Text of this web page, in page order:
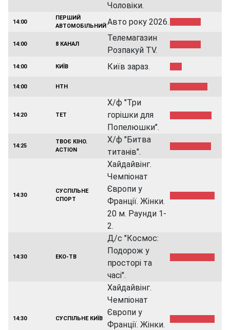
Чоловіки.
14:00
ПЕРШИЙ
АВТОМОБIЛЬНИЙАвто року 2026.
14:00 8 КАНАЛ
Телемагазин
Розпакуй TV.
14:00 КИЇВ Київ зараз.
14:00 НТН
14:20 ТЕТ
Х/ф "Три
горішки для
Попелюшки".
14:25
ТВОЄ КІНО.
ACTION
Х/ф "Битва
титанів".
14:30
СУСПІЛЬНЕ
СПОРТ
Хайдайвінг.
Чемпіонат
Європи у
Франції. Жінки.
20 м. Раунди 1-
2.
14:30 ЕКО-ТВ
Д/с "Космос:
Подорож у
просторі та
часі".
14:30 СУСПІЛЬНЕ КИЇВ
Хайдайвінг.
Чемпіонат
Європи у
Франції. Жінки.